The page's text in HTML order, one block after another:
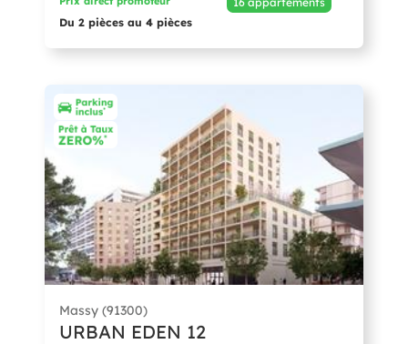
Du 2 pièces au 4 pièces
Massy (91300)
URBAN EDEN 12